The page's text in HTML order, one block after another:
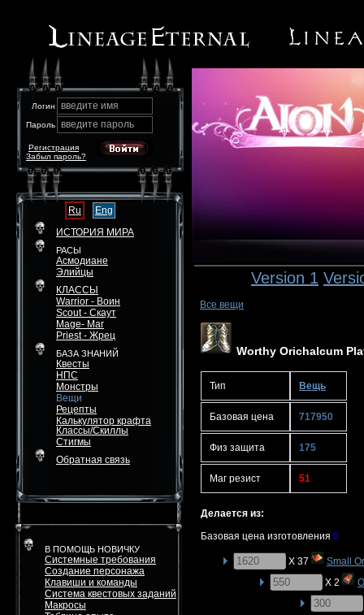
Логин введите имя
Пароль введите пароль
Забыл пароль?
Регистрация
Ru
Eng
ИСТОРИЯ МИРА
РАСЫ
Асмодиане
Элийцы
КЛАССЫ
Warrior - Воин
Scout - Скаут
Mage- Маг
Priest - Жрец
БАЗА ЗНАНИЙ
Квесты
НПС
Монстры
Вещи
Рецепты
Калькулятор крафта
Классы/Скиллы
Стигмы
Обратная связь
В ПОМОЩЬ НОВИЧКУ
Системные требования
Создание персонажа
Клавиши и команды
Система квестовых заданий
Макросы
Version 1
Все вещи
Worthy Orichalcum
Тип Вещь
Базовая цена 717950
Физ защита 175
Маг резист 51
Делается из:
Базовая цена изготовления 0
X 37
Small
X 2